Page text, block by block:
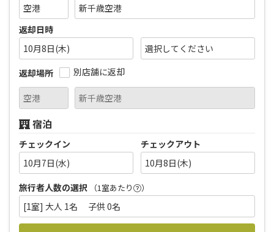
返却日時
10月8日(木)
返却場所
別店舗に返却
宿泊
チェックイン
10月7日(水)
チェックアウト
10月8日(木)
旅行者人数の選択
（1室あたり ）
[1室] 大人 1名 子供 0名